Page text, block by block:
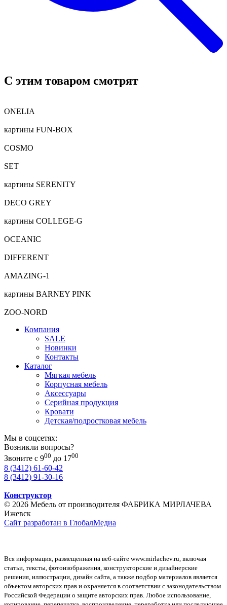
C этим товаром смотрят
ONELIA
картины FUN-BOX
COSMO
SET
картины SERENITY
DECO GREY
картины COLLEGE-G
OCEANIC
DIFFERENT
AMAZING-1
картины BARNEY PINK
ZOO-NORD
Компания
SALE
Новинки
Контакты
Каталог
Мягкая мебель
Корпусная мебель
Аксессуары
Серийная продукция
Кровати
Детская/подростковая мебель
Мы в соцсетях:
Возникли вопросы?
Звоните с 900 до 1700
8 (3412) 61-60-42
8 (3412) 91-30-16
Конструктор
© 2026 Мебель от производителя ФАБРИКА МИРЛАЧЕВА
Ижевск
Сайт разработан в ГлобалМедиа
Вся информация, размещенная на веб-сайте www.mirlachev.ru, включая
статьи, тексты, фотоизображения, конструкторские и дизайнерские
решения, иллюстрации, дизайн сайта, а также подбор материалов является
объектом авторских прав и охраняется в соответствии с законодательством
Российской Федерации о защите авторских прав. Любое использование,